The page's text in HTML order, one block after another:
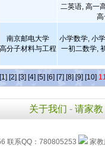
二英语, 高一
南京邮电大学
高分子材料与工程
小学数学, 小
一初二数学,
[1] [2] [3] [4] [5] [6] [7] [8] [9] [10]
关于我们 - 请家教
联系QQ：780805253 家